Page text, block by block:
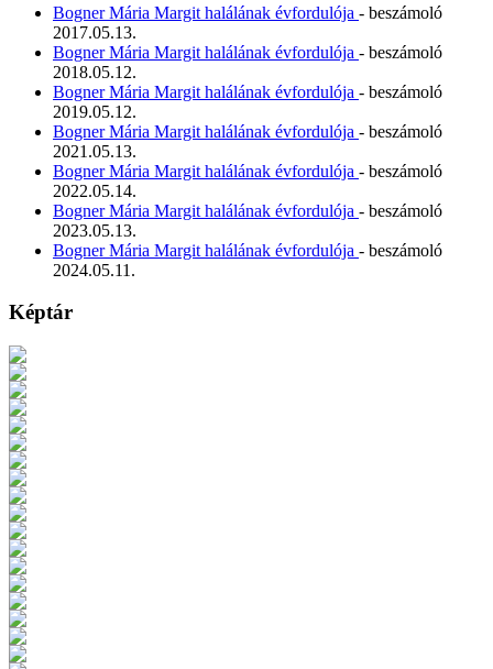
Bogner Mária Margit halálának évfordulója - beszámoló
2017.05.13.
Bogner Mária Margit halálának évfordulója - beszámoló
2018.05.12.
Bogner Mária Margit halálának évfordulója - beszámoló
2019.05.12.
Bogner Mária Margit halálának évfordulója - beszámoló
2021.05.13.
Bogner Mária Margit halálának évfordulója - beszámoló
2022.05.14.
Bogner Mária Margit halálának évfordulója - beszámoló
2023.05.13.
Bogner Mária Margit halálának évfordulója - beszámoló
2024.05.11.
Képtár